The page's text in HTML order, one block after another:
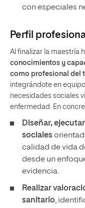
con especiales
Perfil
Al finalizar la maestría
conocimientos y
como profesional del
integrándote en
necesidades sociales
enfermedad. En
Diseñar,
sociales
calidad de vida
desde un
evidencia.
Realizar
sanitario,